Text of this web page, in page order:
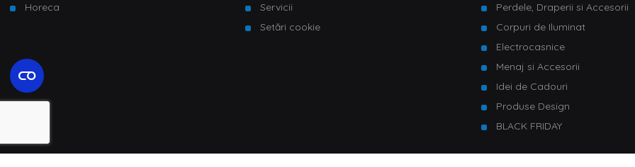
Horeca
Servicii
Setări cookie
Perdele, Draperii si Accesorii
Corpuri de Iluminat
Electrocasnice
Menaj si Accesorii
Idei de Cadouri
Produse Design
BLACK FRIDAY